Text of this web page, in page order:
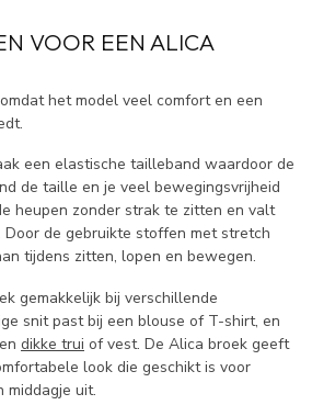
VOOR EEN ALICA
het model veel comfort en een
een elastische tailleband waardoor de
de taille en je veel bewegingsvrijheid
heupen zonder strak te zitten en valt
Door de gebruikte stoffen met stretch
tijdens zitten, lopen en bewegen.
gemakkelijk bij verschillende
snit past bij een blouse of T-shirt, en
dikke trui of vest. De Alica broek geeft
look die geschikt is voor
middagje uit.